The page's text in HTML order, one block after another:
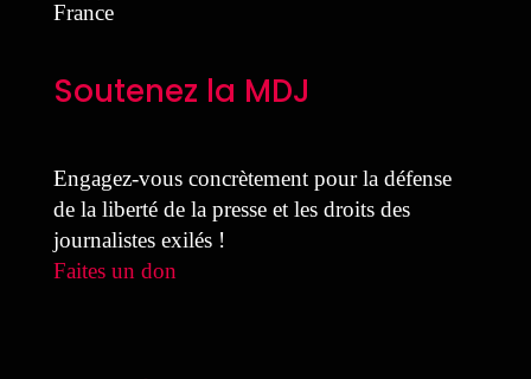
France
Soutenez la MDJ
Engagez-vous concrètement pour la défense
de la liberté de la presse et les droits des
journalistes exilés !
Faites un don